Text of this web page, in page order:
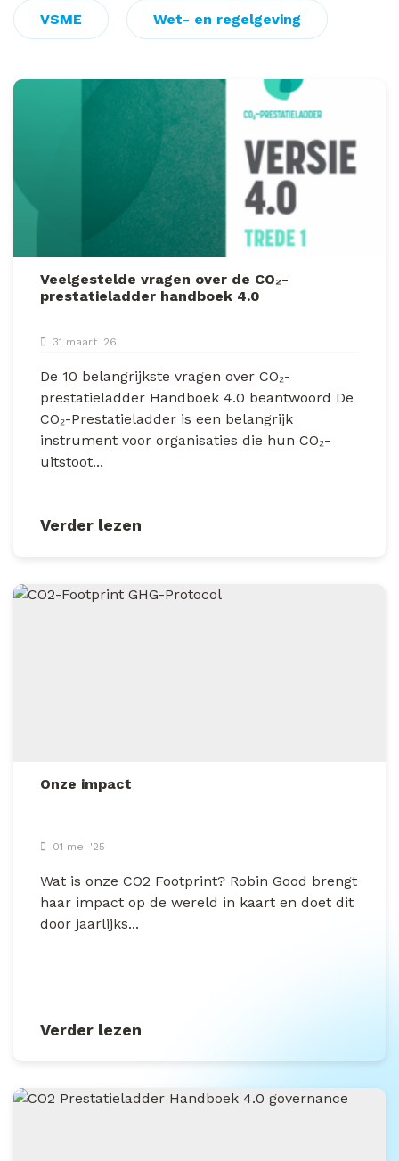
VSME Wet- en regelgeving
Veelgestelde vragen over de CO₂-
prestatieladder handboek 4.0
31 maart '26
De 10 belangrijkste vragen over CO₂-
prestatieladder Handboek 4.0 beantwoord De
CO₂-Prestatieladder is een belangrijk
instrument voor organisaties die hun CO₂-
uitstoot...
Verder lezen
Onze impact
01 mei '25
Wat is onze CO2 Footprint? Robin Good brengt
haar impact op de wereld in kaart en doet dit
door jaarlijks...
Verder lezen